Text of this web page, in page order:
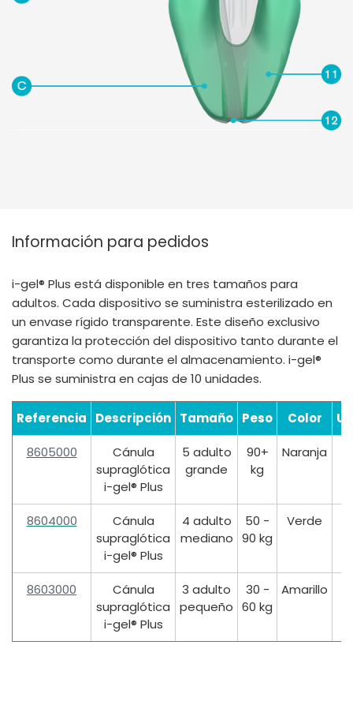
Información para pedidos
i-gel® Plus está disponible en tres tamaños para
adultos. Cada dispositivo se suministra esterilizado en
un envase rígido transparente. Este diseño exclusivo
garantiza la protección del dispositivo tanto durante el
transporte como durante el almacenamiento. i-gel®
Plus se suministra en cajas de 10 unidades.
Referencia Descripción Tamaño Peso Color
8605000
Cánula
supraglótica
i-gel® Plus
5 adulto
grande
90+
kg
Naranja
8604000
Cánula
supraglótica
i-gel® Plus
4 adulto
mediano
50 -
90 kg
Verde
8603000
Cánula
supraglótica
i-gel® Plus
3 adulto
pequeño
30 -
60 kg
Amarillo